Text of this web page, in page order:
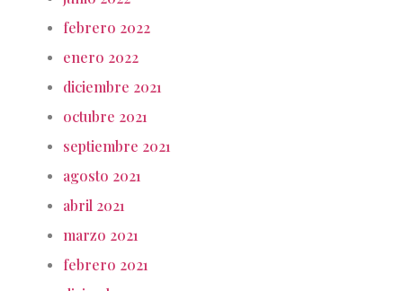
febrero 2022
enero 2022
diciembre 2021
octubre 2021
septiembre 2021
agosto 2021
abril 2021
marzo 2021
febrero 2021